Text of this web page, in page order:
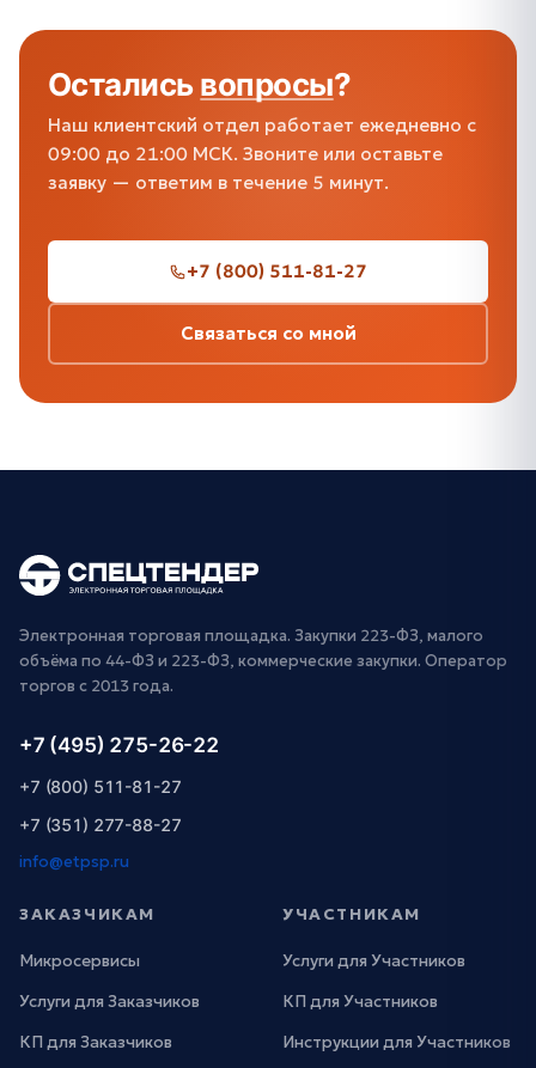
Осталисьвопросы?
Наш клиентский отдел работает ежедневно с
09:00 до 21:00 МСК. Звоните или оставьте
заявку — ответим в течение 5 минут.
+7 (800) 511-81-27
Связаться со мной
Электронная торговая площадка. Закупки 223-ФЗ, малого
объёма по 44-ФЗ и 223-ФЗ, коммерческие закупки. Оператор
торгов с 2013 года.
+7 (495) 275-26-22
+7 (800) 511-81-27
+7 (351) 277-88-27
info@etpsp.ru
ЗАКАЗЧИКАМ
Микросервисы
Услуги для Заказчиков
КП для Заказчиков
УЧАСТНИКАМ
Услуги для Участников
КП для Участников
Инструкции для Участников